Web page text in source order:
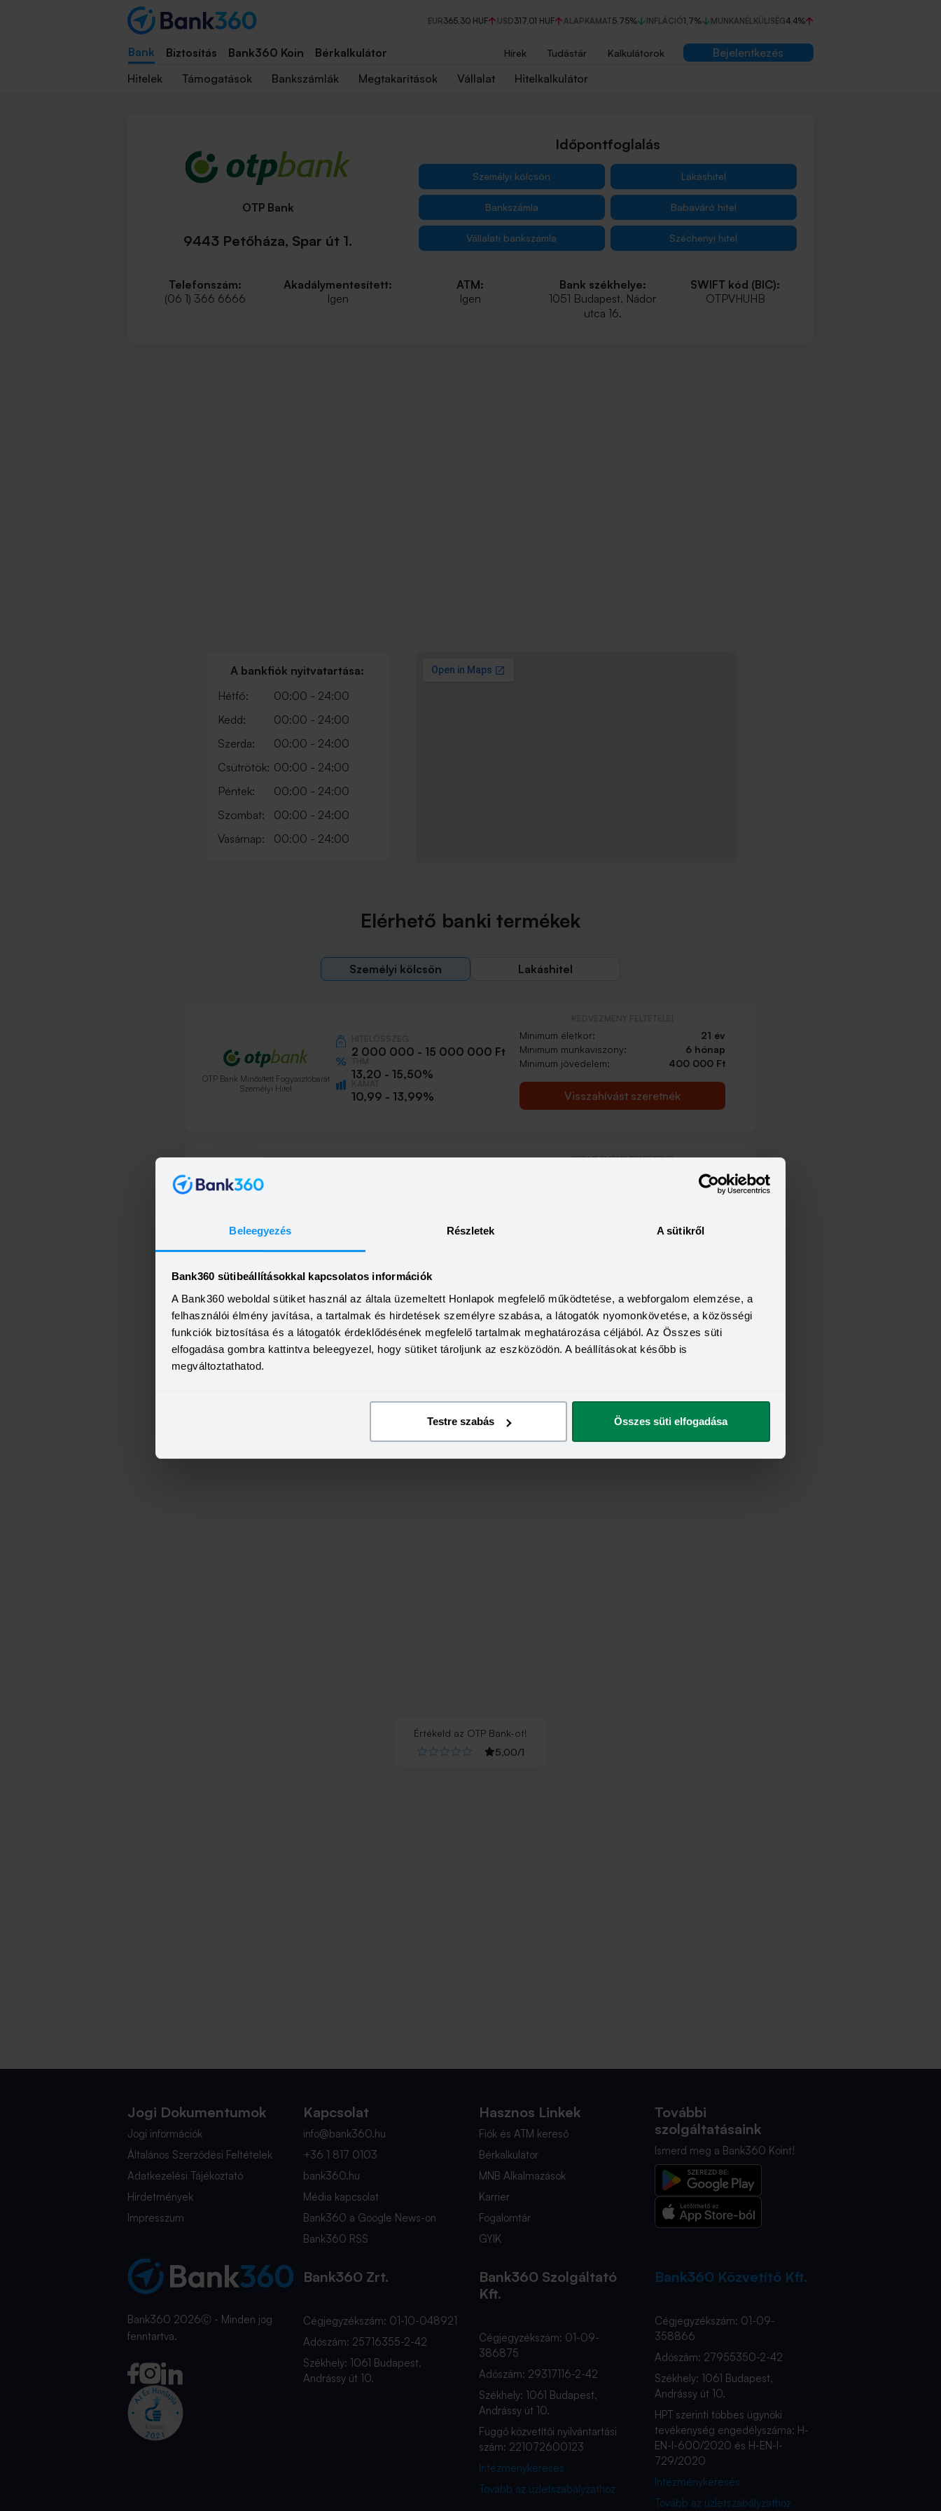
Beleegyezés Részletek A sütikről
Bank360 sütibeállításokkal kapcsolatos információk
A Bank360 weboldal sütiket használ az általa üzemeltett Honlapok megfelelő működtetése, a webforgalom elemzése, a
felhasználói élmény javítása, a tartalmak és hirdetések személyre szabása, a látogatók nyomonkövetése, a közösségi
funkciók biztosítása és a látogatók érdeklődésének megfelelő tartalmak meghatározása céljából. Az Összes süti
elfogadása gombra kattintva beleegyezel, hogy sütiket tároljunk az eszközödön. A beállításokat később is
megváltoztathatod.
Testre szabás Összes süti elfogadása
EUR365,30 HUF USD317,01 HUF ALAPKAMAT5,75% INFLÁCIÓ1,7% MUNKANÉLKÜLISÉG4,4%
Bank Biztosítás Bank360 Koin Bérkalkulátor Hírek Tudástár Kalkulátorok
Bejelentkezés
Hitelek
Támogatások Bankszámlák Megtakarítások Vállalat Hitelkalkulátor
OTP Bank
9443 Petőháza, Spar út 1.
Időpontfoglalás
Személyi kölcsön Lakáshitel
Bankszámla Babaváró hitel
Vállalati bankszámla Széchenyi hitel
Telefonszám:
(06 1) 366 6666
Akadálymentesített:
Igen
ATM:
Igen
Bank székhelye:
1051 Budapest, Nádor
utca 16.
SWIFT kód (BIC):
OTPVHUHB
A bankfiók nyitvatartása:
Hétfő:
00:00 - 24:00
Kedd:
00:00 - 24:00
Szerda:
00:00 - 24:00
Csütrötök: 00:00 - 24:00
Péntek:
00:00 - 24:00
Szombat:
00:00 - 24:00
Vasárnap:
00:00 - 24:00
Elérhető banki termékek
Személyi kölcsön Lakáshitel
OTP Bank Minősített Fogyasztóbarát
Személyi Hitel
2 000 000 - 15 000 000 Ft
13,20 - 15,50%
KAMAT
10,99 - 13,99%
Minimum életkor:
21 év
Minimum munkaviszony:
6 hónap
Minimum jövedelem:
400 000 Ft
Visszahívást szeretnék
OTP Bank Személyi kölcsön
KEDVEZMÉNY FELTÉTELEI
21 év
6 hónap
Visszahívást szeretnék
OTP Otthon Személyi Kölcsön
HITELÖSSZEG
2 000 000 - 15 000 000 Ft
12,70 - 14,99%
KEDVEZMÉNY FELTÉTELEI
Minimum életkor:
21 év
Minimum munkaviszony:
6 hónap
Minimum jövedelem:
400 000 Ft
Értékeld az OTP Bank-ot!
5,00/1
Jogi Dokumentumok
Jogi információk
Általános Szerződési Feltételek
Adatkezelési Tájékoztató
Hirdetmények
Impresszum
Kapcsolat
info@bank360.hu
+36 1 817 0103
bank360.hu
Média kapcsolat
Bank360 a Google News-on
Bank360 RSS
Hasznos Linkek
Fiók és ATM kereső
Bérkalkulátor
MNB Alkalmazások
Karrier
Fogalomtár
GYIK
További
szolgáltatásaink
Ismerd meg a Bank360 Koint!
Bank360 2026Ⓒ - Minden jog
fenntartva.
Bank360 Zrt.
Cégjegyzékszám: 01-10-048921
Adószám: 25716355-2-42
Székhely: 1061 Budapest,
Andrássy út 10.
Bank360 Szolgáltató
Kft.
Cégjegyzékszám: 01-09-
386875
Adószám: 29317116-2-42
Székhely: 1061 Budapest,
Andrássy út 10.
Függő közvetítői nyilvántartási
szám: 221072600123
Intézménykeresés
Tovább az üzletszabályzathoz
Bank360 Közvetítő Kft.
Cégjegyzékszám: 01-09-
358866
Adószám: 27955350-2-42
Székhely: 1061 Budapest,
Andrássy út 10.
HPT szerinti többes ügynöki
tevékenység engedélyszáma: H-
EN-I-600/2020 és H-EN-I-
729/2020
Intézménykeresés
Tovább az üzletszabályzathoz